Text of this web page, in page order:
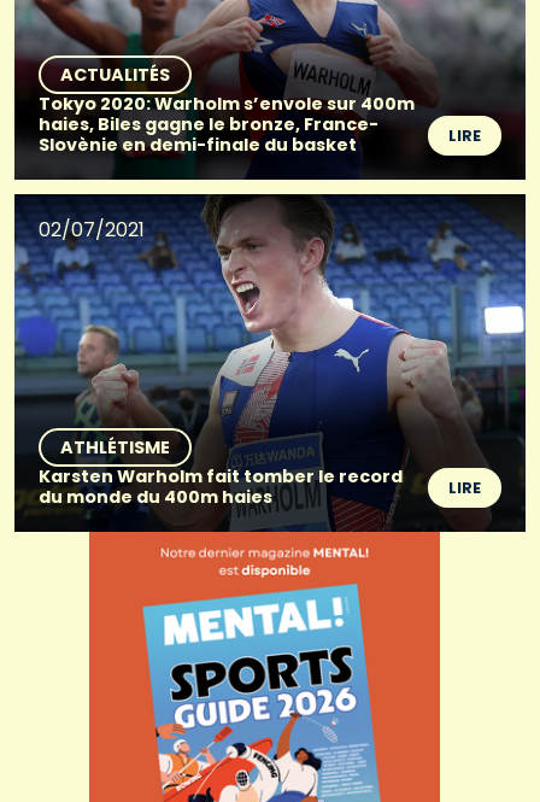
ACTUALITÉS
Tokyo 2020: Warholm s’envole sur 400m
haies, Biles gagne le bronze, France-
Slovènie en demi-finale du basket
LIRE
02/07/2021
ATHLÉTISME
Karsten Warholm fait tomber le record
du monde du 400m haies
LIRE